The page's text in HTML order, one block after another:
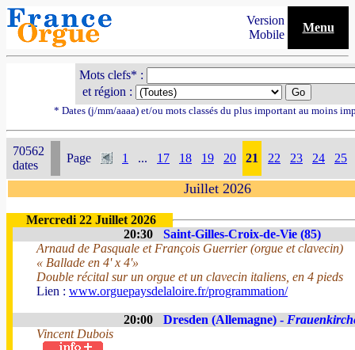
Version
Mobile
Menu
Mots clefs* :
et région :
* Dates (j/mm/aaaa) et/ou mots classés du plus important au moins
70562
dates
Page 1 ... 17 18 19 20 21 22 23 24 25
Juillet 2026
Mercredi 22 Juillet 2026
20:30
Saint-Gilles-Croix-de-Vie (85)
Arnaud de Pasquale et François Guerrier (orgue et clavecin)
« Ballade en 4' x 4'»
Double récital sur un orgue et un clavecin italiens, en 4 pieds
Lien : www.orguepaysdelaloire.fr/programmation/
20:00 Dresden (Allemagne) -
Vincent Dubois